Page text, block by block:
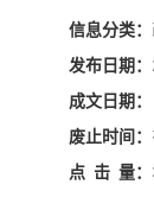
信息分类：
发布日期：
成文日期：
废止时间：
点 击 量：